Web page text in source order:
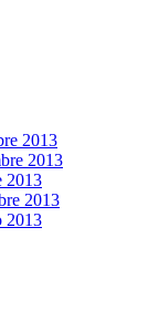
2013
2013
2013
2013
2013